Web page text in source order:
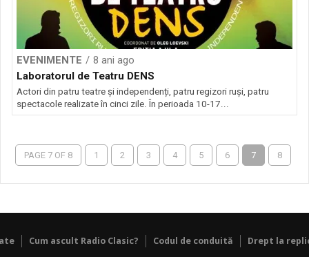
EVENIMENTE
8 ani ago
Laboratorul de Teatru DENS
Actori din patru teatre și independenți, patru regizori ruși, patru
spectacole realizate în cinci zile. În perioada 10-17...
PAGE 7 OF 8 1 2 3 4 5 6 7 8
Cum ascult Radio Clasic? Codul de conduită Drept la